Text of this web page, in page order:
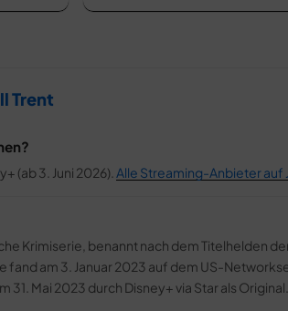
Trent
(ab 3. Juni 2026). Alle Streaming-Anbieter auf
Krimiserie, benannt nach dem Titelhelden
fand am 3. Januar 2023 auf dem US-
Mai 2023 durch Disney+ via Star als